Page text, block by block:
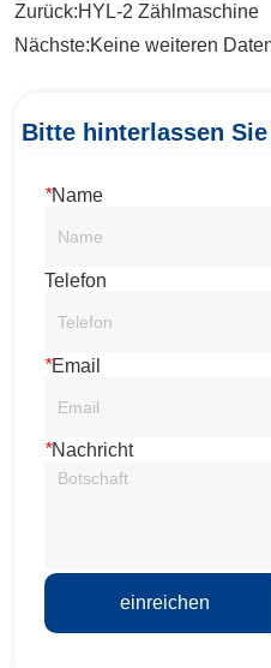
Zurück:HYL-2 Zählmaschine
Nächste:Keine weiteren
Bitte hinterlassen
*Name
Telefon
*Email
*Nachricht
einreichen